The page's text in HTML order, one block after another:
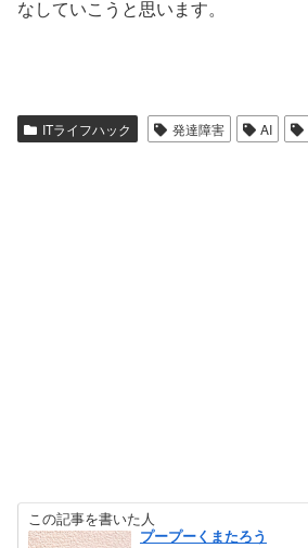
なしていこうと思います。
ITライフハック 発達障害 AI
この記事を書いた人
プープーくまたろう